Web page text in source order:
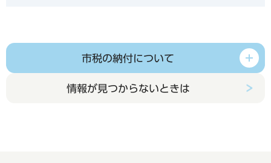
市税の納付について
情報が見つからないときは